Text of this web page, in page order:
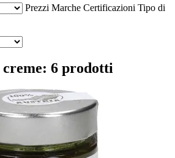
Prezzi Marche Certificazioni Tipo di
creme: 6 prodotti